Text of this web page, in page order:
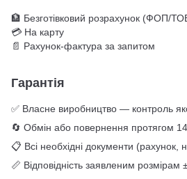
🏦 Безготівковий розрахунок (ФОП/
💳 На карту
📄 Рахунок-фактура за запитом
Гарантія
✅ Власне виробництво — контроль
🔄 Обмін або повернення протягом 14
📋 Всі необхідні документи (рахунок,
📏 Відповідність заявленим розмірам